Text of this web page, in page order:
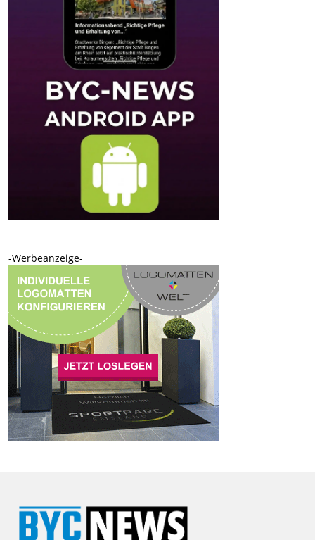
-Werbeanzeige-